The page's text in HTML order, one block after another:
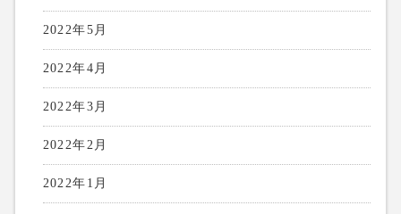
2022年5月
2022年4月
2022年3月
2022年2月
2022年1月